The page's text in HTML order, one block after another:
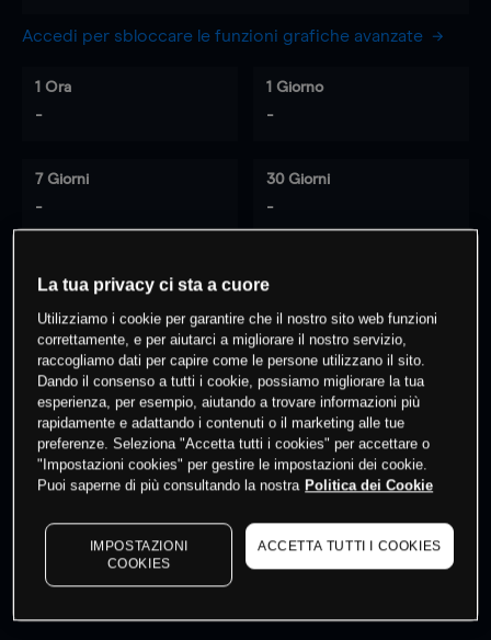
Accedi per sbloccare le funzioni grafiche avanzate
1 Ora
-
1 Giorno
-
7 Giorni
-
30 Giorni
-
% dei clienti hanno posizioni
questo prodotto
Fai trading
I prezzi sono solo indicativi. Accediper vedere gli ultimi
dati di mercato
to see latest market data
La tua privacy ci sta a cuore
Utilizziamo i cookie per garantire che il nostro sito web funzioni
correttamente, e per aiutarci a migliorare il nostro servizio,
raccogliamo dati per capire come le persone utilizzano il sito.
Dando il consenso a tutti i cookie, possiamo migliorare la tua
esperienza, per esempio, aiutando a trovare informazioni più
rapidamente e adattando i contenuti o il marketing alle tue
preferenze. Seleziona "Accetta tutti i cookies" per accettare o
"Impostazioni cookies" per gestire le impostazioni dei cookie.
Puoi saperne di più consultando la nostra Politica dei Cookie
IMPOSTAZIONI
COOKIES
ACCETTA TUTTI I COOKIES